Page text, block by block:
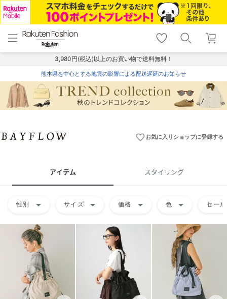
menu home
トップ
shopping_cart lock_outline
ログイン
3,980円(税込)以上のお買い物で送料無料！
熊本県を中心とする地震の影響による配送遅延のお知らせ
favorite_borderお気に入りショップに登録する
アイテム スタイリング
性別 arrow_drop_down サイズ arrow_drop_down 価格 arrow_drop_down 色 arrow_drop_down セール